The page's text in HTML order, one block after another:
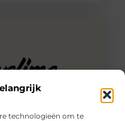
technologieën om te